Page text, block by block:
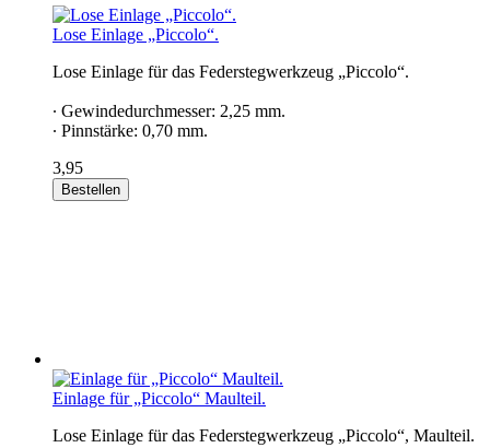
Lose Einlage „Piccolo“.
Lose Einlage für das Federstegwerkzeug „Piccolo“.
∙ Gewindedurchmesser: 2,25 mm.
∙ Pinnstärke: 0,70 mm.
3,95
Bestellen
Einlage für „Piccolo“ Maulteil.
Lose Einlage für das Federstegwerkzeug „Piccolo“, Maulteil.